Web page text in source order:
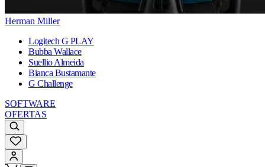
Herman Miller
Logitech G PLAY
Bubba Wallace
Suellio Almeida
Bianca Bustamante
G Challenge
SOFTWARE
OFERTAS